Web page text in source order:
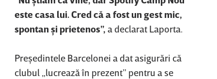
este casa lui. Cred că a fost un gest mic,
spontan şi prietenos”, a declarat Laporta.
Preşedintele Barcelonei a dat asigurări că
clubul „lucrează în prezent” pentru a se